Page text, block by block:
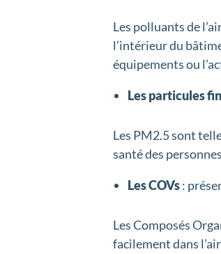
Les polluants de
l’intérieur du
équipements ou
Les particules
Les PM2.5 sont
santé des
Les COVs:
Les Composés
facilement dans